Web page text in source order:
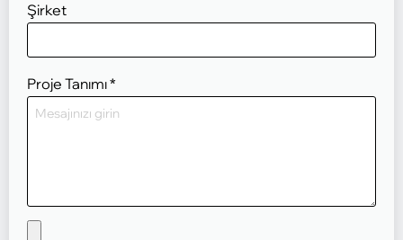
Şirket
Proje Tanımı*